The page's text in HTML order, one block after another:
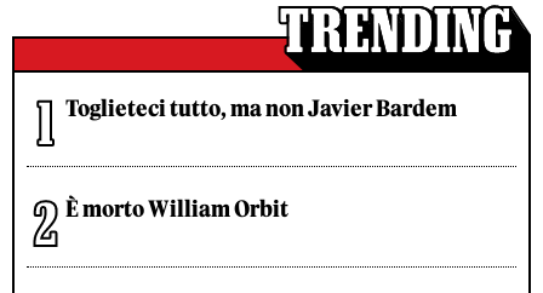
Toglieteci tutto, ma non Javier Bardem
È morto William Orbit